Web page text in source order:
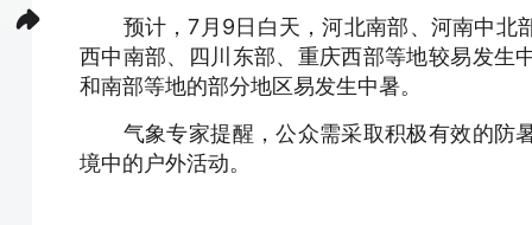
预计，7月9日白天，河北南部、河南中北
西中南部、四川东部、重庆西部等地较易发生
和南部等地的部分地区易发生中暑。
气象专家提醒，公众需采取积极有效的防
境中的户外活动。